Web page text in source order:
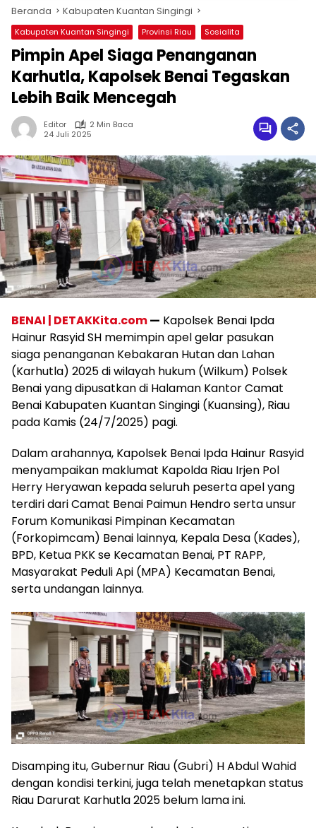
Beranda Kabupaten Kuantan Singingi
Kabupaten Kuantan Singingi Provinsi Riau Sosialita
Pimpin Apel Siaga Penanganan
Karhutla, Kapolsek Benai Tegaskan
Lebih Baik Mencegah
Editor
2 Min Baca
24 Juli 2025
BENAI | DETAKKita.com— Kapolsek Benai Ipda
Hainur Rasyid SH memimpin apel gelar pasukan
siaga penanganan Kebakaran Hutan dan Lahan
(Karhutla) 2025 di wilayah hukum (Wilkum) Polsek
Benai yang dipusatkan di Halaman Kantor Camat
Benai Kabupaten Kuantan Singingi (Kuansing), Riau
pada Kamis (24/7/2025) pagi.
Dalam arahannya, Kapolsek Benai Ipda Hainur Rasyid
menyampaikan maklumat Kapolda Riau Irjen Pol
Herry Heryawan kepada seluruh peserta apel yang
terdiri dari Camat Benai Paimun Hendro serta unsur
Forum Komunikasi Pimpinan Kecamatan
(Forkopimcam) Benai lainnya, Kepala Desa (Kades),
BPD, Ketua PKK se Kecamatan Benai, PT RAPP,
Masyarakat Peduli Api (MPA) Kecamatan Benai,
serta undangan lainnya.
Disamping itu, Gubernur Riau (Gubri) H Abdul Wahid
dengan kondisi terkini, juga telah menetapkan status
Riau Darurat Karhutla 2025 belum lama ini.